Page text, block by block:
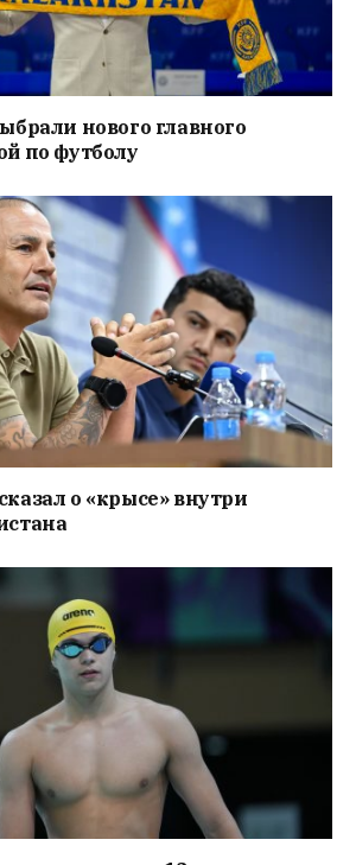
нового главного
по футболу
о «крысе» внутри